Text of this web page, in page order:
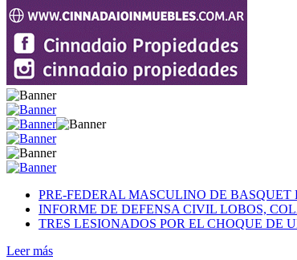
PRE-FEDERAL MASCULINO DE
INFORME DE DEFENSA CIVIL LOBOS,
TRES LESIONADOS POR EL CHOQUE DE
Leer más